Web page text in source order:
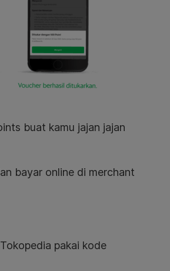
buat kamu jajan jajan
bayar online di merchant
pakai kode